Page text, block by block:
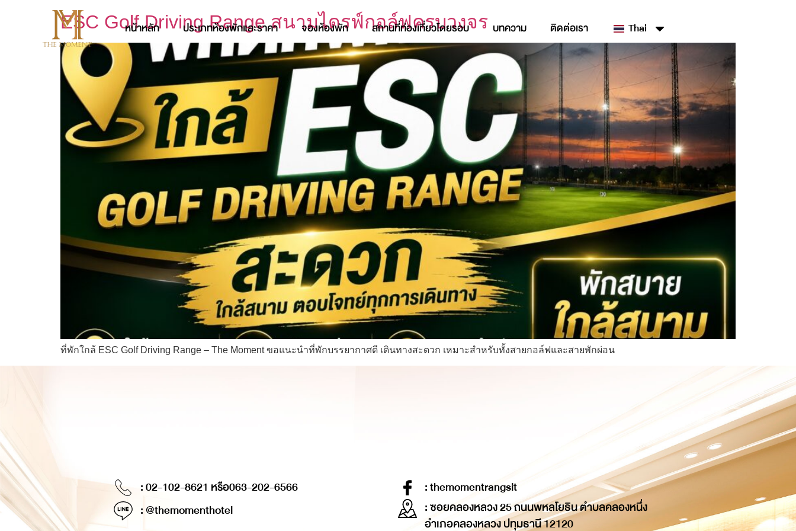
หน้าหลัก ประเภทห้องพักและราคา จองห้องพัก สถานที่ท่องเที่ยวโดยรอบ บทความ ติดต่อเรา Thai
ESC Golf Driving Range สนามไดรฟ์กอล์ฟครบวงจร
ที่พักใกล้ ESC Golf Driving Range – The Moment ขอแนะนำที่พักบรรยากาศดี เดินทางสะดวก เหมาะสำหรับทั้งสายกอล์ฟและสายพักผ่อน
: 02-102-8621 หรือ063-202-6566
: @themomenthotel
: themomentrangsit
: ซอยคลองหลวง 25 ถนนพหลโยธิน ตำบลคลองหนึ่ง
อำเภอคลองหลวง ปทุมธานี 12120